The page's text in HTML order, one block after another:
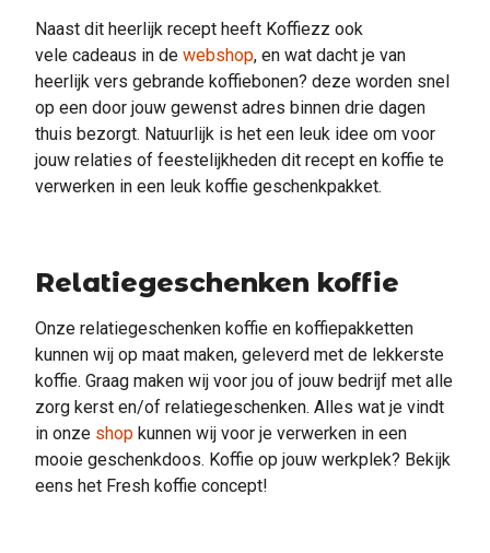
Naast dit heerlijk recept heeft Koffiezz ook
vele cadeaus in de webshop, en wat dacht je van
heerlijk vers gebrande koffiebonen? deze worden snel
op een door jouw gewenst adres binnen drie dagen
thuis bezorgt. Natuurlijk is het een leuk idee om voor
jouw relaties of feestelijkheden dit recept en koffie te
verwerken in een leuk koffie geschenkpakket.
Relatiegeschenken koffie
Onze relatiegeschenken koffie en koffiepakketten
kunnen wij op maat maken, geleverd met de lekkerste
koffie. Graag maken wij voor jou of jouw bedrijf met alle
zorg kerst en/of relatiegeschenken. Alles wat je vindt
in onze shop kunnen wij voor je verwerken in een
mooie geschenkdoos. Koffie op jouw werkplek? Bekijk
eens het Fresh koffie concept!